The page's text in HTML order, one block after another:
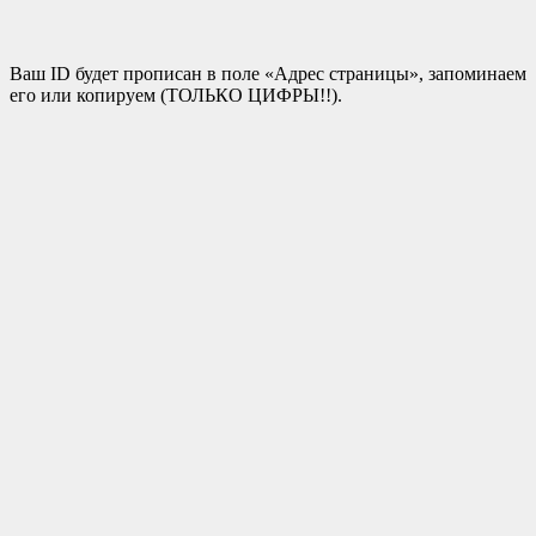
Ваш ID будет прописан в поле «Адрес страницы», запоминаем
его или копируем (ТОЛЬКО ЦИФРЫ!!).